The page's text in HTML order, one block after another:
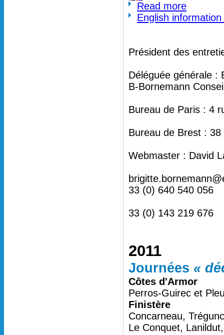
Read more
English
Président des
Déléguée générale :
B-Bornemann
Bureau de Paris : 4
Bureau de Brest :
Webmaster : David
33 (0) 640 540 056
33 (0) 143 219 676
2011
Journées «
Côtes d'Armor
Perros-Guirec et
Finistère
Concarneau,
Le Conquet,